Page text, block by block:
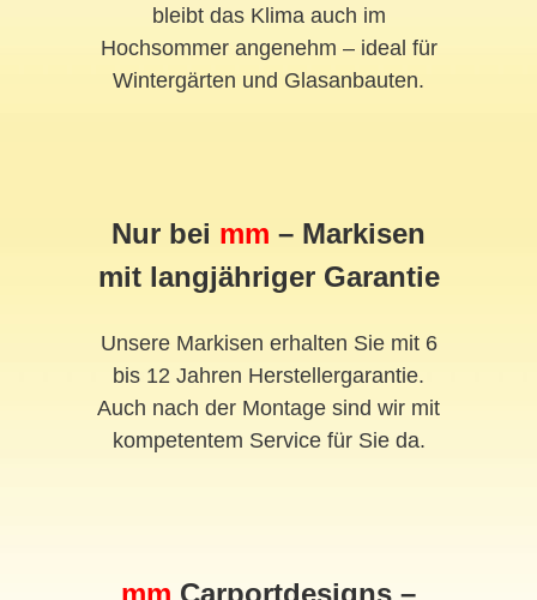
bleibt das Klima auch im
Hochsommer angenehm – ideal für
Wintergärten und Glasanbauten.
Nur bei mm – Markisen
mit langjähriger Garantie
Unsere Markisen erhalten Sie mit 6
bis 12 Jahren Herstellergarantie.
Auch nach der Montage sind wir mit
kompetentem Service für Sie da.